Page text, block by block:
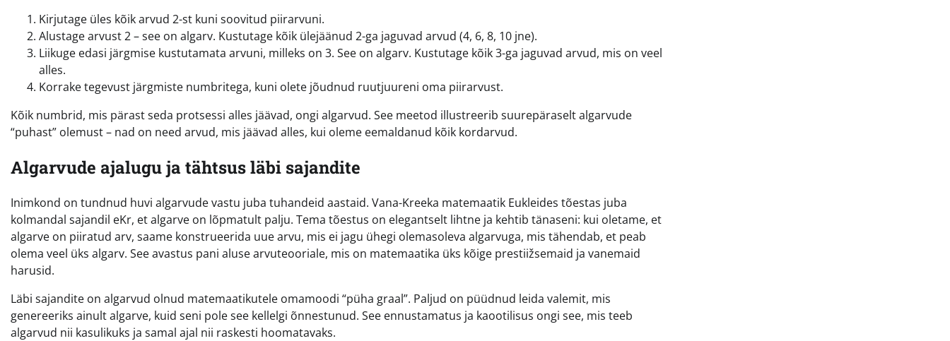
Kirjutage üles kõik arvud 2-st kuni soovitud piirarvuni.
Alustage arvust 2 – see on algarv. Kustutage kõik ülejäänud 2-ga jaguvad arvud (4, 6, 8, 10 jne).
Liikuge edasi järgmise kustutamata arvuni, milleks on 3. See on algarv. Kustutage kõik 3-ga jaguvad arvud, mis on veel
alles.
Korrake tegevust järgmiste numbritega, kuni olete jõudnud ruutjuureni oma piirarvust.
Kõik numbrid, mis pärast seda protsessi alles jäävad, ongi algarvud. See meetod illustreerib suurepäraselt algarvude
“puhast” olemust – nad on need arvud, mis jäävad alles, kui oleme eemaldanud kõik kordarvud.
Algarvude ajalugu ja tähtsus läbi sajandite
Inimkond on tundnud huvi algarvude vastu juba tuhandeid aastaid. Vana-Kreeka matemaatik Eukleides tõestas juba
kolmandal sajandil eKr, et algarve on lõpmatult palju. Tema tõestus on elegantselt lihtne ja kehtib tänaseni: kui oletame, et
algarve on piiratud arv, saame konstrueerida uue arvu, mis ei jagu ühegi olemasoleva algarvuga, mis tähendab, et peab
olema veel üks algarv. See avastus pani aluse arvuteooriale, mis on matemaatika üks kõige prestiižsemaid ja vanemaid
harusid.
Läbi sajandite on algarvud olnud matemaatikutele omamoodi “püha graal”. Paljud on püüdnud leida valemit, mis
genereeriks ainult algarve, kuid seni pole see kellelgi õnnestunud. See ennustamatus ja kaootilisus ongi see, mis teeb
algarvud nii kasulikuks ja samal ajal nii raskesti hoomatavaks.